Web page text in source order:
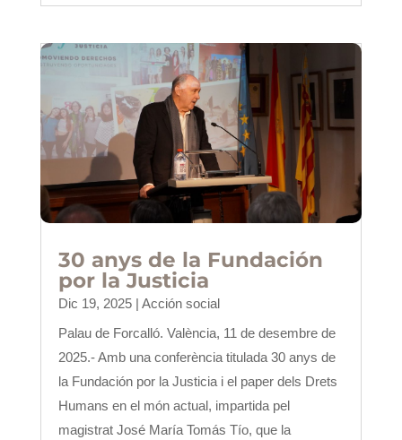
30 anys de la Fundación
por la Justicia
Dic 19, 2025| Acción social
Palau de Forcalló. València, 11 de desembre de
2025.- Amb una conferència titulada 30 anys de
la Fundación por la Justicia i el paper dels Drets
Humans en el món actual, impartida pel
magistrat José María Tomás Tío, que la